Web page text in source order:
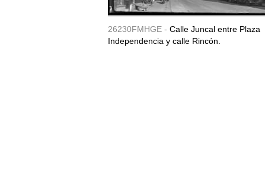
26230FMHGE - Calle Juncal entre Plaza
Independencia y calle Rincón.